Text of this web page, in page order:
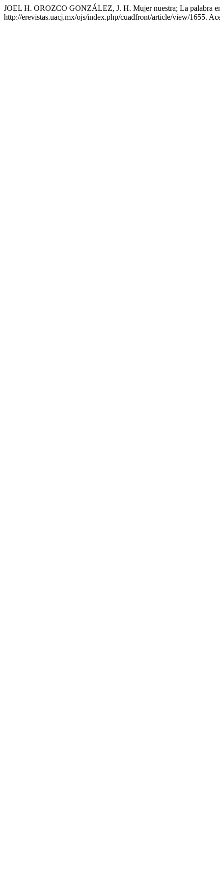
JOEL H. OROZCO GONZÁLEZ, J. H. Mujer nuestra; La palabra
http://erevistas.uacj.mx/ojs/index.php/cuadfront/article/view/1655.